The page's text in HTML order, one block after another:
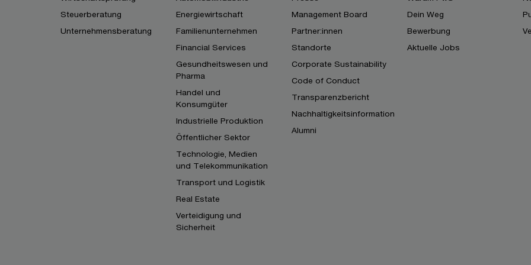
Steuerberatung
Unternehmensberatung
Energiewirtschaft
Familienunternehmen
Financial Services
Gesundheitswesen und
Pharma
Handel und
Konsumgüter
Industrielle Produktion
Öffentlicher Sektor
Technologie, Medien
und Telekommunikation
Transport und Logistik
Real Estate
Verteidigung und
Sicherheit
Management Board
Partner:innen
Standorte
Corporate Sustainability
Code of Conduct
Transparenzbericht
Nachhaltigkeitsinformation
Alumni
Dein Weg
Bewerbung
Aktuelle Jobs